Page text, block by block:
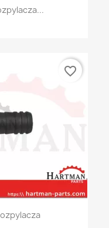
favorite_border